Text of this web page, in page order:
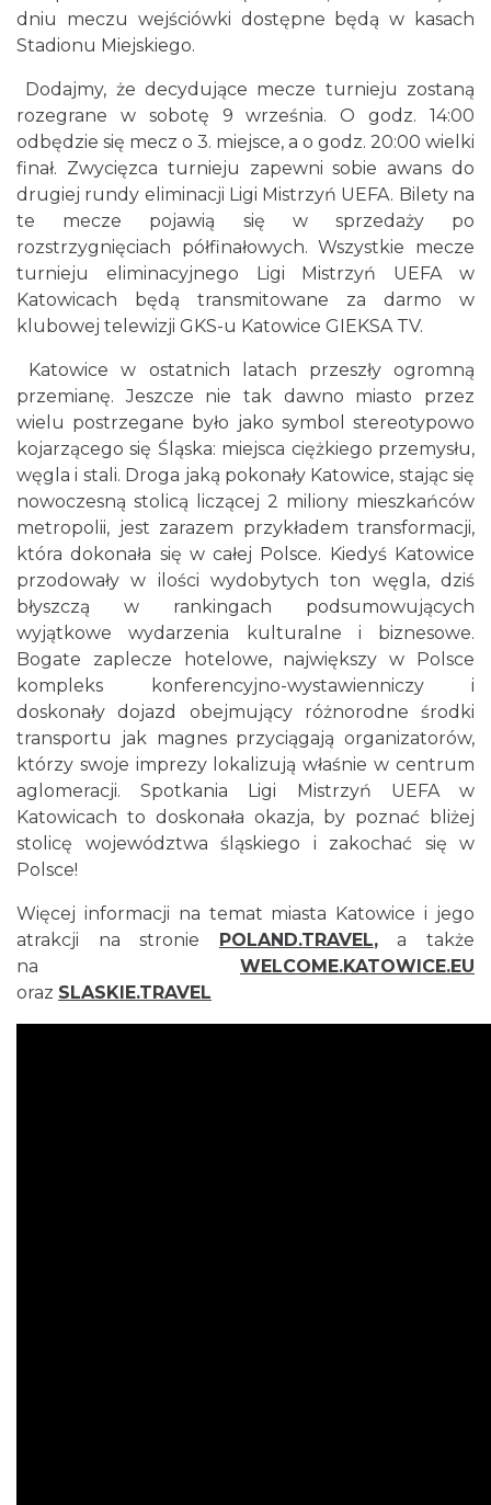
dniu meczu wejściówki dostępne będą w kasach
Stadionu Miejskiego.
Dodajmy, że decydujące mecze turnieju zostaną
rozegrane w sobotę 9 września. O godz. 14:00
odbędzie się mecz o 3. miejsce, a o godz. 20:00 wielki
finał. Zwycięzca turnieju zapewni sobie awans do
drugiej rundy eliminacji Ligi Mistrzyń UEFA. Bilety na
te mecze pojawią się w sprzedaży po
rozstrzygnięciach półfinałowych. Wszystkie mecze
turnieju eliminacyjnego Ligi Mistrzyń UEFA w
Katowicach będą transmitowane za darmo w
klubowej telewizji GKS-u Katowice GIEKSA TV.
Katowice w ostatnich latach przeszły ogromną
przemianę. Jeszcze nie tak dawno miasto przez
wielu postrzegane było jako symbol stereotypowo
kojarzącego się Śląska: miejsca ciężkiego przemysłu,
węgla i stali. Droga jaką pokonały Katowice, stając się
nowoczesną stolicą liczącej 2 miliony mieszkańców
metropolii, jest zarazem przykładem transformacji,
która dokonała się w całej Polsce. Kiedyś Katowice
przodowały w ilości wydobytych ton węgla, dziś
błyszczą w rankingach podsumowujących
wyjątkowe wydarzenia kulturalne i biznesowe.
Bogate zaplecze hotelowe, największy w Polsce
kompleks konferencyjno-wystawienniczy i
doskonały dojazd obejmujący różnorodne środki
transportu jak magnes przyciągają organizatorów,
którzy swoje imprezy lokalizują właśnie w centrum
aglomeracji. Spotkania Ligi Mistrzyń UEFA w
Katowicach to doskonała okazja, by poznać bliżej
stolicę województwa śląskiego i zakochać się w
Polsce!
Więcej informacji na temat miasta Katowice i jego
atrakcji na stronie POLAND.TRAVEL,a także
na WELCOME.KATOWICE.EU
oraz SLASKIE.TRAVEL